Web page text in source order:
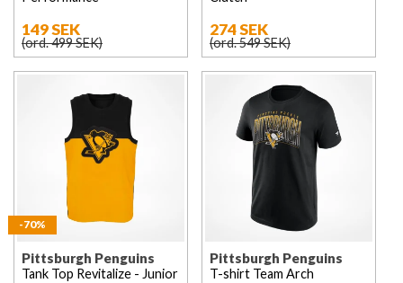
149 SEK
(ord. 499 SEK)
274 SEK
(ord. 549 SEK)
-70%
Pittsburgh Penguins
Tank Top Revitalize - Junior
Pittsburgh Penguins
T-shirt Team Arch